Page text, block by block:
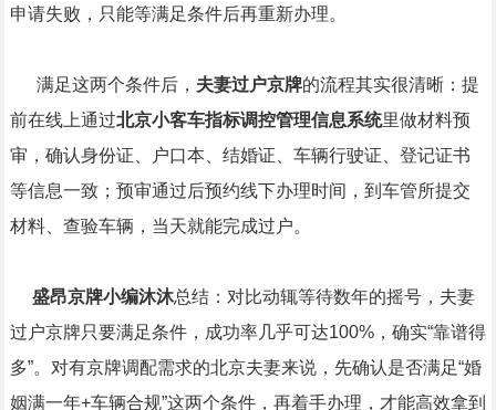
申请失败，只能等满足条件后再重新办理。
满足这两个条件后， 夫妻过户京牌的流程其实很清晰：提
前在线上通过北京小客车指标调控管理信息系统里做材料预
审，确认身份证、户口本、结婚证、车辆行驶证、登记证书
等信息一致；预审通过后预约线下办理时间，到车管所提交
材料、查验车辆，当天就能完成过户。
盛昂京牌小编沐沐总结：对比动辄等待数年的摇号，夫妻
过户京牌只要满足条件，成功率几乎可达100%，确实“靠谱得
多”。对有京牌调配需求的北京夫妻来说，先确认是否满足“婚
姻满一年+车辆合规”这两个条件，再着手办理，才能高效拿到